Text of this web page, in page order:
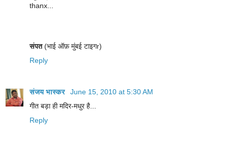
thanx...
संपत(भाई ऑफ़ मुंबई टाइगr)
Reply
संजय भास्‍कर
June 15, 2010 at 5:30 AM
गीत बड़ा ही मदिर-मधुर है...
Reply